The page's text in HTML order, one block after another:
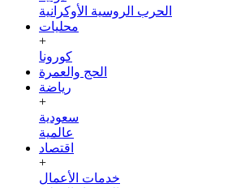
الحرب الروسية الأوكرانية
محليات
+
كورونا
الحج والعمرة
رياضة
+
سعودية
عالمية
اقتصاد
+
خدمات الأعمال